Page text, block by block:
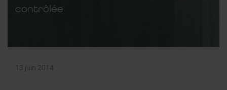
contrôlée
13 juin 2014